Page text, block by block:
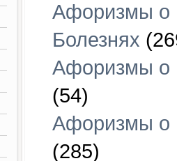
Афоризмы о
Болезнях
Афоризмы о
(54)
Афоризмы о
(285)